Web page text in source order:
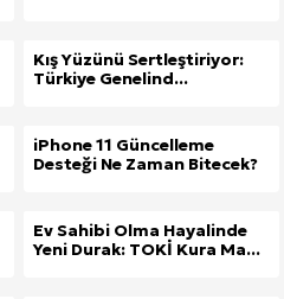
Kış Yüzünü Sertleştiriyor:
Türkiye Genelind...
iPhone 11 Güncelleme
Desteği Ne Zaman Bitecek?
Ev Sahibi Olma Hayalinde
Yeni Durak: TOKİ Kura Ma...